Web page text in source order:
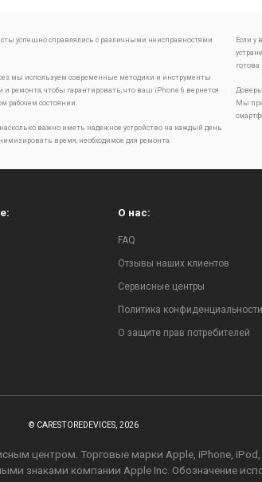
успешно справлялись с различными неисправностями
мы используем современные методики и инструменты
и ремонта, чтобы гарантировать, что ваш iPhone 6 вернется
рабочем состоянии.
важно иметь надежное устройство на каждый день
время, необходимое для ремонта.
Если у
Мы
О нас:
FAQ
Отзывы наших клиентов
Сервисные центры
Политика конфиденциальности
О защите прав потребителей
© CARESTOREDEVICES, 2026
центром. Торговые марки Apple, iPhone, iPod,
знаками компании Apple Inc. Обозначение